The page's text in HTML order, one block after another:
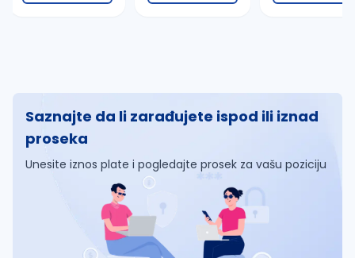
Saznajte da li zarađujete ispod ili iznad
proseka
Unesite iznos plate i pogledajte prosek za vašu poziciju